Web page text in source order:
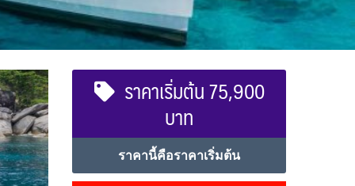
ราคาเริ่มต้น 75,900
บาท
ราคานี้คือราคาเริ่มต้น